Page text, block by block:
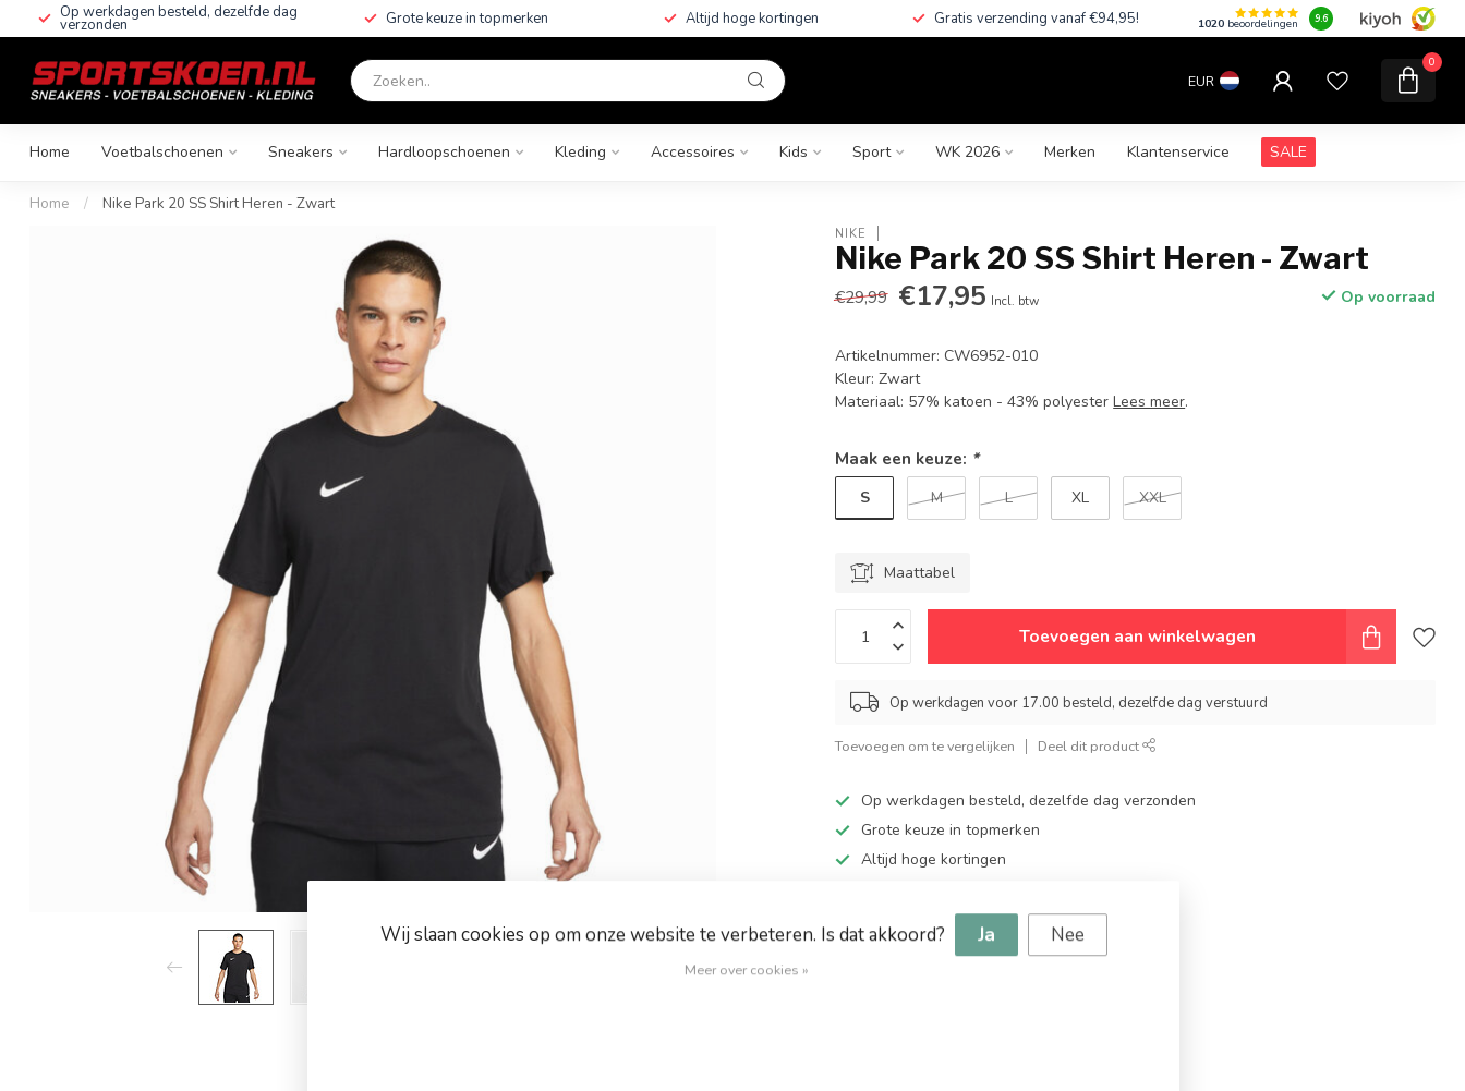
Op werkdagen besteld, dezelfde dag
verzonden Grote keuze in topmerken Altijd hoge kortingen Gratis verzending vanaf €94,95! 1020 beoordelingen 9.6
EUR
0
Home Voetbalschoenen Sneakers Hardloopschoenen Kleding Accessoires Kids Sport WK 2026 Merken Klantenservice SALE
Home / Nike Park 20 SS Shirt Heren - Zwart
NIKE
Nike Park 20 SS Shirt Heren - Zwart
€29,99 €17,95 Incl. btw Op voorraad
Artikelnummer: CW6952-010
Kleur: Zwart
Materiaal: 57% katoen - 43% polyesterLees meer.
Maak een keuze: *
S M L XL XXL
Maattabel
Toevoegen aan winkelwagen
Op werkdagen voor 17.00 besteld, dezelfde dag verstuurd
Toevoegen om te vergelijken Deel dit product
Op werkdagen besteld, dezelfde dag verzonden
Grote keuze in topmerken
Altijd hoge kortingen
Wij slaan cookies op om onze website te verbeteren. Is dat akkoord? Ja Nee
Meer over cookies »